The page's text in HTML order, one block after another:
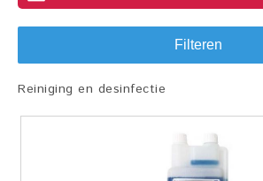
Filteren
Reiniging en desinfectie